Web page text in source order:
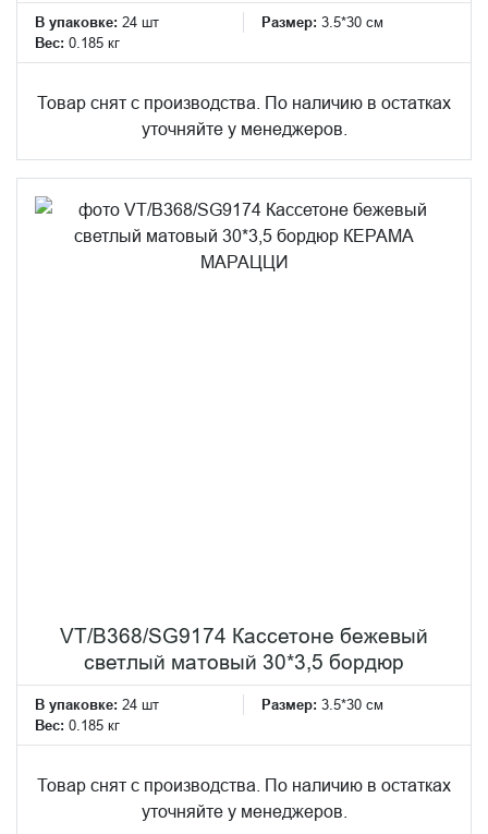
В упаковке: 24 шт Размер: 3.5*30 см
Вес: 0.185 кг
Товар снят с производства. По наличию в остатках
уточняйте у менеджеров.
VT/B368/SG9174 Кассетоне бежевый
светлый матовый 30*3,5 бордюр
В упаковке: 24 шт Размер: 3.5*30 см
Вес: 0.185 кг
Товар снят с производства. По наличию в остатках
уточняйте у менеджеров.